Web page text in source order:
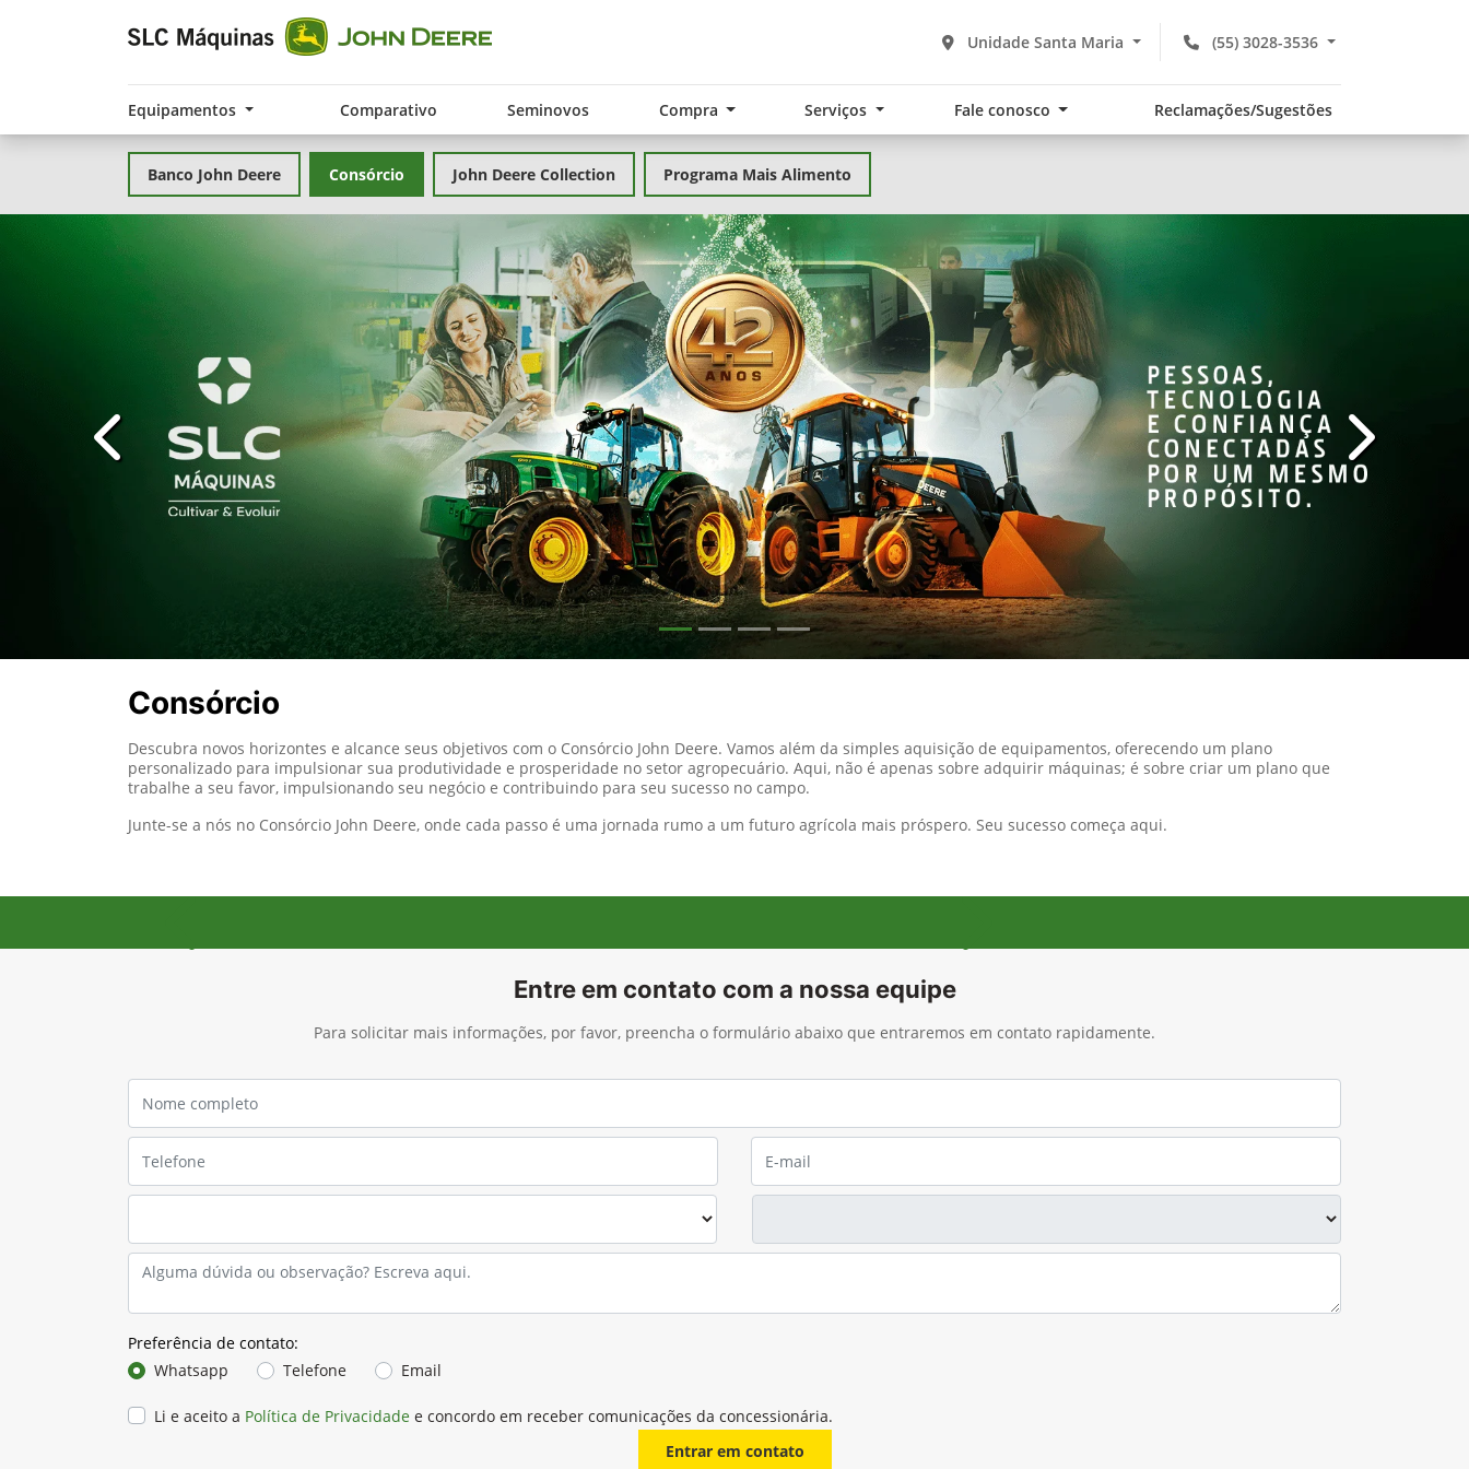
(55) 3028-3536
Unidade Santa Maria
Equipamentos Comparativo Seminovos Compra Serviços Fale conosco Reclamações/Sugestões
Banco John Deere Consórcio John Deere Collection Programa Mais Alimento
templates.template-01.components.carousel.texts.control_prev
Consórcio
Descubra novos horizontes e alcance seus objetivos com o Consórcio John Deere. Vamos além da simples aquisição de equipamentos, oferecendo um plano
personalizado para impulsionar sua produtividade e prosperidade no setor agropecuário. Aqui, não é apenas sobre adquirir máquinas; é sobre criar um plano que
trabalhe a seu favor, impulsionando seu negócio e contribuindo para seu sucesso no campo.
Junte-se a nós no Consórcio John Deere, onde cada passo é uma jornada rumo a um futuro agrícola mais próspero. Seu sucesso começa aqui.
Entre em contato com a nossa equipe
Para solicitar mais informações, por favor, preencha o formulário abaixo que entraremos em contato rapidamente.
Preferência de contato:
Whatsapp
Telefone Email
Li e aceito a Política de Privacidade e concordo em receber comunicações da concessionária.
Entrar em contato